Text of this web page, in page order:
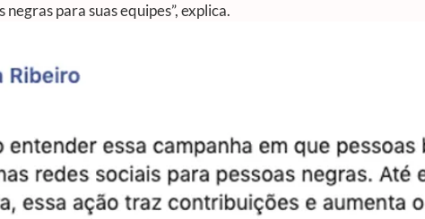
para suas equipes”, explica.